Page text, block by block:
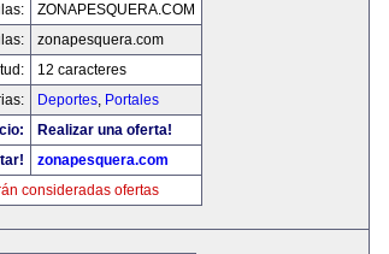
ZONAPESQUERA.COM
zonapesquera.com
12 caracteres
Deportes, Portales
Realizar una oferta!
zonapesquera.com
consideradas ofertas